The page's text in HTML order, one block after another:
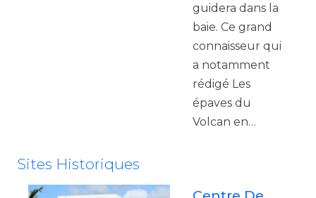
guidera dans la
baie. Ce grand
connaisseur qui
a notamment
rédigé Les
épaves du
Volcan en…
Sites Historiques